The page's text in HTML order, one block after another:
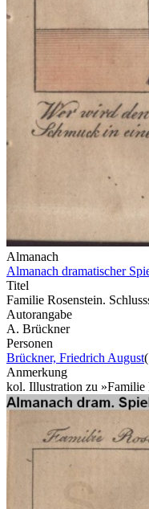
Almanach
Almanach dramatischer
Titel
Familie Rosenstein.
Autorangabe
A. Brückner
Personen
Brückner, Friedrich August
Anmerkung
kol. Illustration zu »Familie